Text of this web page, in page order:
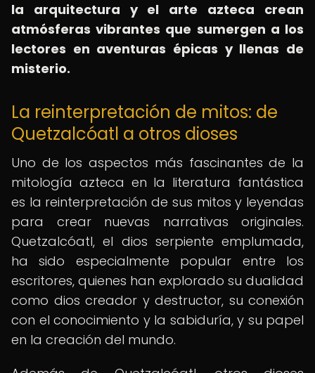
la arquitectura y el arte azteca crean
atmósferas vibrantes que sumergen a los
lectores en aventuras épicas y llenas de
misterio.
La reinterpretación de mitos: de
Quetzalcóatl a otros dioses
Uno de los aspectos más fascinantes de la
mitología azteca en la literatura fantástica
es la reinterpretación de sus mitos y leyendas
para crear nuevas narrativas originales.
Quetzalcóatl, el dios serpiente emplumada,
ha sido especialmente popular entre los
escritores, quienes han explorado su dualidad
como dios creador y destructor, su conexión
con el conocimiento y la sabiduría, y su papel
en la creación del mundo.